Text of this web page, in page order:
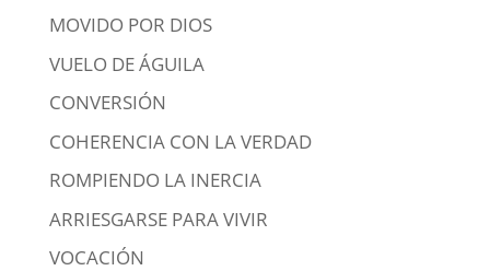
MOVIDO POR DIOS
VUELO DE ÁGUILA
CONVERSIÓN
COHERENCIA CON LA VERDAD
ROMPIENDO LA INERCIA
ARRIESGARSE PARA VIVIR
VOCACIÓN